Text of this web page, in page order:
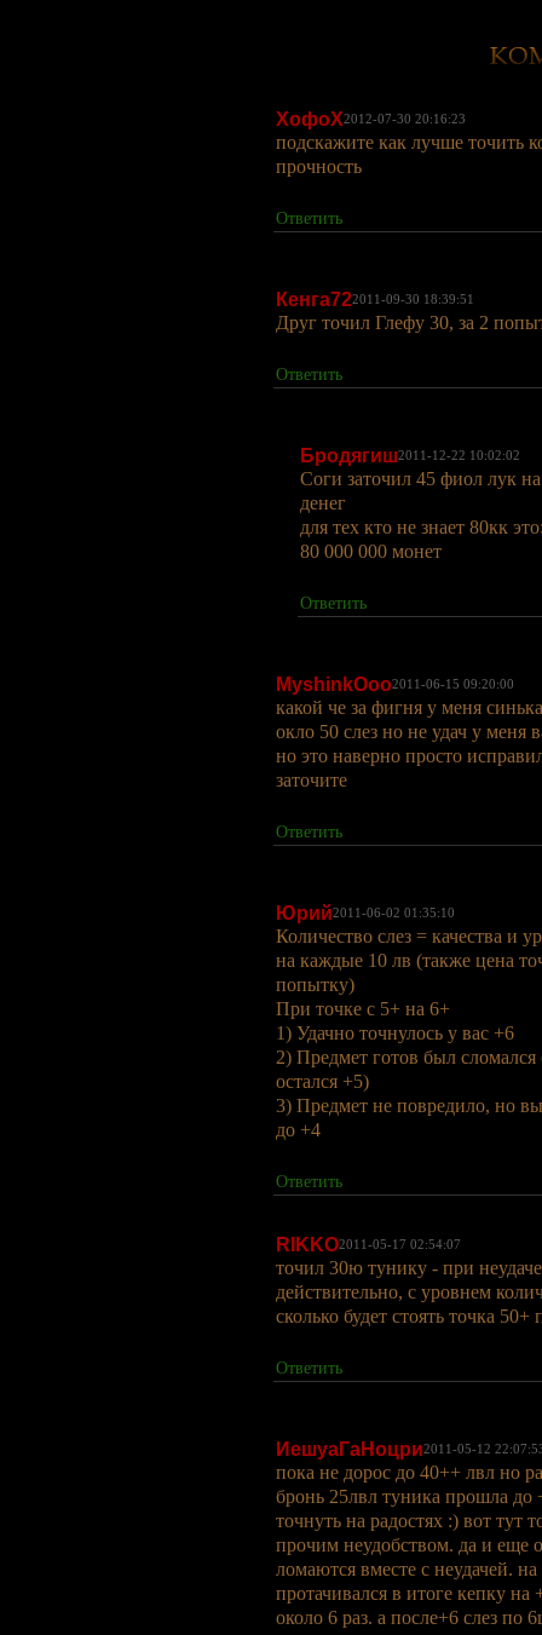
ХофоХ2012-07-30 20:16:23
подскажите как лучше точить
прочность
Ответить
Кенга722011-09-30 18:39:51
Друг точил Глефу 30, за 2
Ответить
Бродягиш2011-12-22 10:02:02
Соги заточил 45 фиол лук
денег
для тех кто не знает 80кк
80 000 000 монет
Ответить
MyshinkOoo2011-06-15 09:20:00
какой че за фигня у меня
окло 50 слез но не удач у
но это наверно просто
заточите
Ответить
Юрий2011-06-02 01:35:10
Количество слез = качества и
на каждые 10 лв (также цена
попытку)
При точке с 5+ на 6+
1) Удачно точнулось у вас +6
2) Предмет готов был
остался +5)
3) Предмет не повредило, но
до +4
Ответить
RIKKO2011-05-17 02:54:07
точил 30ю тунику - при
действительно, с уровнем
сколько будет стоять точка
Ответить
ИешуаГаНоцри2011-05-12
пока не дорос до 40++ лвл но
бронь 25лвл туника прошла
точнуть на радостях :) вот
прочим неудобством. да и еще
ломаются вместе с неудачей.
протачивался в итоге кепку
около 6 раз. а после+6 слез по